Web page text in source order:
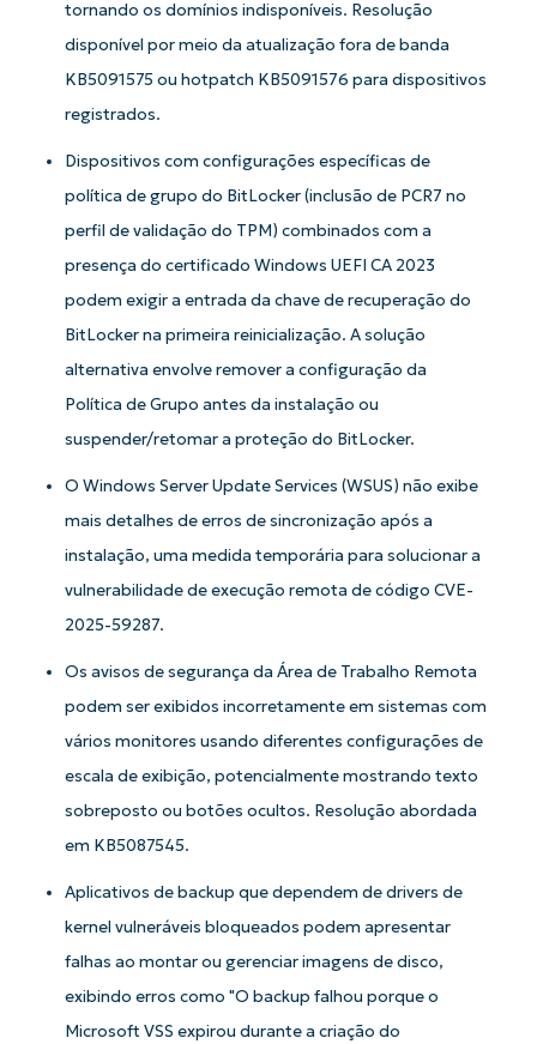
tornando os domínios indisponíveis. Resolução
disponível por meio da atualização fora de banda
KB5091575 ou hotpatch KB5091576 para dispositivos
registrados.
Dispositivos com configurações específicas de
política de grupo do BitLocker (inclusão de PCR7 no
perfil de validação do TPM) combinados com a
presença do certificado Windows UEFI CA 2023
podem exigir a entrada da chave de recuperação do
BitLocker na primeira reinicialização. A solução
alternativa envolve remover a configuração da
Política de Grupo antes da instalação ou
suspender/retomar a proteção do BitLocker.
O Windows Server Update Services (WSUS) não exibe
mais detalhes de erros de sincronização após a
instalação, uma medida temporária para solucionar a
vulnerabilidade de execução remota de código CVE-
2025-59287.
Os avisos de segurança da Área de Trabalho Remota
podem ser exibidos incorretamente em sistemas com
vários monitores usando diferentes configurações de
escala de exibição, potencialmente mostrando texto
sobreposto ou botões ocultos. Resolução abordada
em KB5087545.
Aplicativos de backup que dependem de drivers de
kernel vulneráveis ​​bloqueados podem apresentar
falhas ao montar ou gerenciar imagens de disco,
exibindo erros como "O backup falhou porque o
Microsoft VSS expirou durante a criação do
Comece a usar as análises de KB
orientadas por IA do NinjaOne!
First
Business
Phone
Company